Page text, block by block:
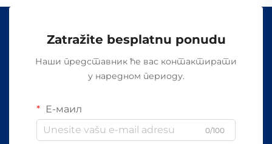
Zatražite besplatnu ponudu
Наши представник ће вас контактирати
у наредном периоду.
Е-маил
0/100